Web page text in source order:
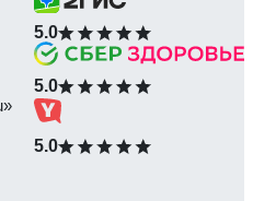
5.0
5.0
5.0